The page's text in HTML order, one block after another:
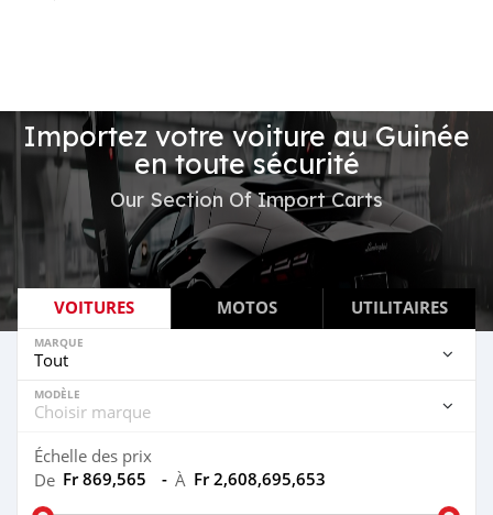
Importez votre voiture au Guinée
en toute sécurité
Our Section Of Import Carts
VOITURES MOTOS UTILITAIRES
MARQUE
MODÈLE
Échelle des prix
De Fr 869,565 - À Fr 2,608,695,653